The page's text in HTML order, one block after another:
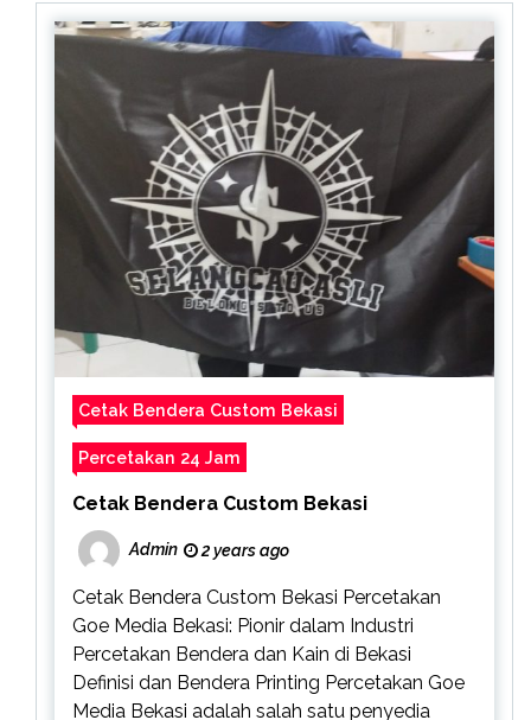
Cetak Bendera Custom Bekasi
Percetakan 24 Jam
Cetak Bendera Custom Bekasi
Admin 2 years ago
Cetak Bendera Custom Bekasi Percetakan
Goe Media Bekasi: Pionir dalam Industri
Percetakan Bendera dan Kain di Bekasi
Definisi dan Bendera Printing Percetakan Goe
Media Bekasi adalah salah satu penyedia